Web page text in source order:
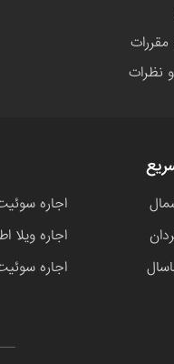
مقررات
نظرات
اجاره
اجاره ویلا
اجاره